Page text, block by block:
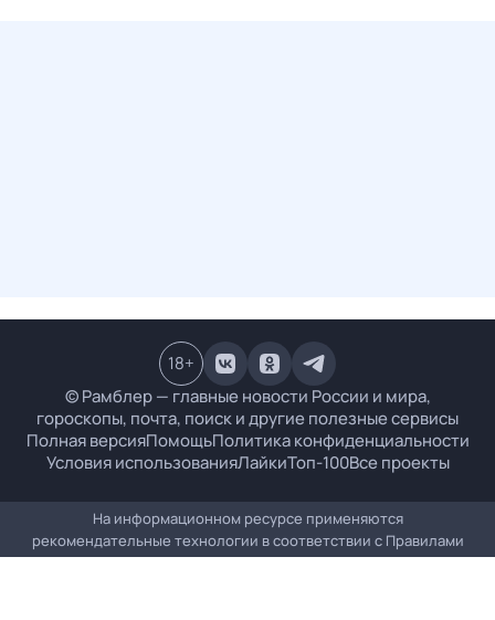
© Рамблер — главные новости России и мира,
гороскопы, почта, поиск и другие полезные сервисы
Полная версияПомощьПолитика конфиденциальности
Условия использованияЛайкиТоп-100Все проекты
18+
На информационном ресурсе применяются
рекомендательные технологии в соответствии с Правилами